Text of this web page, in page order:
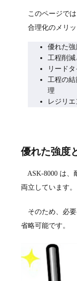
このページで
合理化のメリッ
優れた強
工程削
リード
工程の
理
レジリ
優れた強度
ASK-8000 は、
両立しています。
そのため、必要
省略可能です。